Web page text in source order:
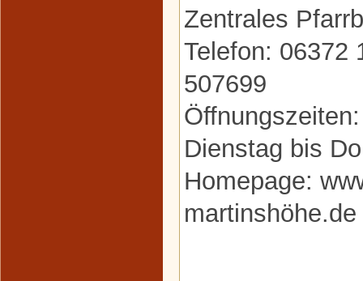
Zentrales
Telefon: 06372
507699
Dienstag bis
Homepage:
martinshöhe.de